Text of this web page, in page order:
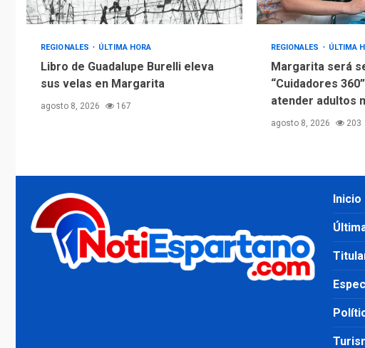
REGIONALES ÚLTIMA HORA
Libro de Guadalupe Burelli eleva
sus velas en Margarita
agosto 8, 2026 167
REGIONALES ÚLTIMA
Margarita será
“Cuidadores
atender adultos
agosto 8, 2026 203
Inicio